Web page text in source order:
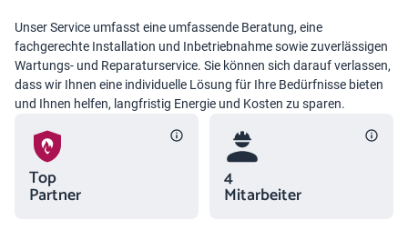
Unser Service umfasst eine umfassende Beratung, eine
fachgerechte Installation und Inbetriebnahme sowie zuverlässigen
Wartungs- und Reparaturservice. Sie können sich darauf verlassen,
dass wir Ihnen eine individuelle Lösung für Ihre Bedürfnisse bieten
und Ihnen helfen, langfristig Energie und Kosten zu sparen.
Top
Partner
4
Mitarbeiter